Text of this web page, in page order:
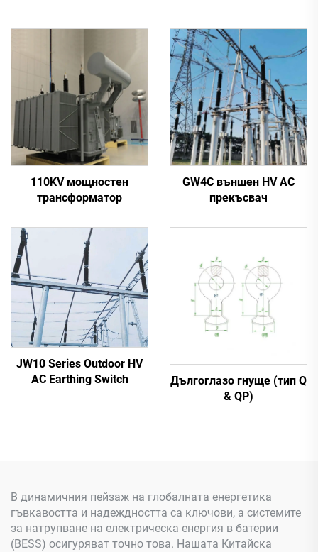
110KV мощностен
трансформатор
GW4C външен HV AC
прекъсвач
JW10 Series Outdoor HV
AC Earthing Switch
Дългоглазо гнуще (тип Q
& QP)
В динамичния пейзаж на глобалната енергетика
гъвкавостта и надеждността са ключови, а системите
за натрупване на електрическа енергия в батерии
(BESS) осигуряват точно това. Нашата Китайска